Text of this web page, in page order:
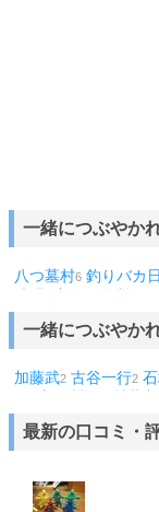
一緒につぶやか
八つ墓村6 釣りバカ
一緒につぶやか
加藤武2 古谷一行2
美輪明宏
介1 鈴木浩文1
最新の口コミ・